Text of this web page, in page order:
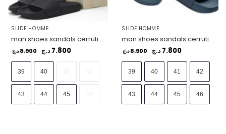
SLIDE HOMME
man shoes sandals cerruti i88i -sz. 39 black – CSSU01385-BLACK
8.900د.ج 7.800 د.ج
39 40
43 44 45
SLIDE HOMME
man shoes sandals cerruti i88i -sz. 39 blue – CSSU01385-BLUE
8.900د.ج 7.800 د.ج
39 40 41 42
43 44 45 46